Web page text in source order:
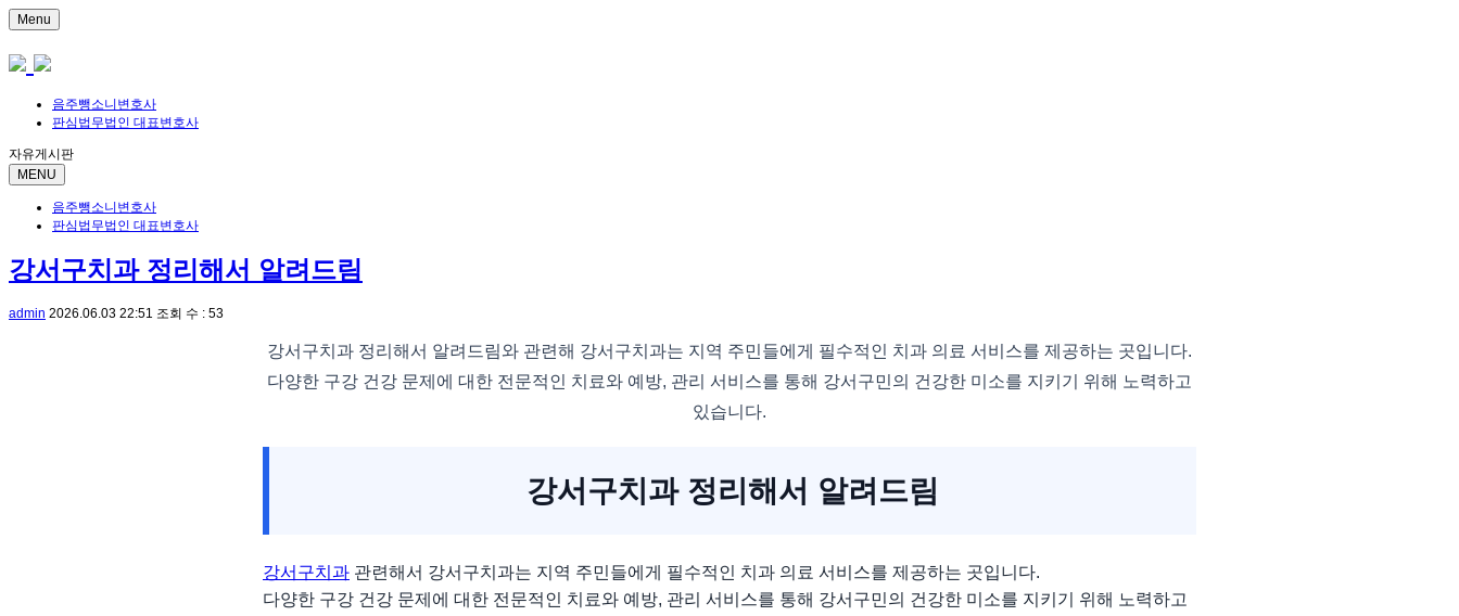
Menu
음주뺑소니변호사
판심법무법인 대표변호사
자유게시판
MENU
음주뺑소니변호사
판심법무법인 대표변호사
강서구치과 정리해서 알려드림
admin 2026.06.03 22:51 조회 수 : 53
강서구치과 정리해서 알려드림와 관련해 강서구치과는 지역 주민들에게 필수적인 치과 의료 서비스를 제공하는 곳입니다.
다양한 구강 건강 문제에 대한 전문적인 치료와 예방, 관리 서비스를 통해 강서구민의 건강한 미소를 지키기 위해 노력하고
있습니다.
강서구치과 정리해서 알려드림
강서구치과 관련해서 강서구치과는 지역 주민들에게 필수적인 치과 의료 서비스를 제공하는 곳입니다.
다양한 구강 건강 문제에 대한 전문적인 치료와 예방, 관리 서비스를 통해 강서구민의 건강한 미소를 지키기 위해 노력하고